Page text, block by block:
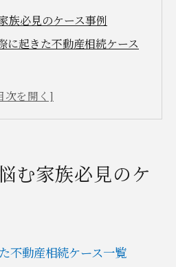
族必見のケース事例
に起きた不動産相続ケース
分かれた分割事例の特徴
長期化した背景と対策例
きで押さえるべき要点
う手続きの流れと注意点
む家族必見のケ
不動産相続ケース一覧